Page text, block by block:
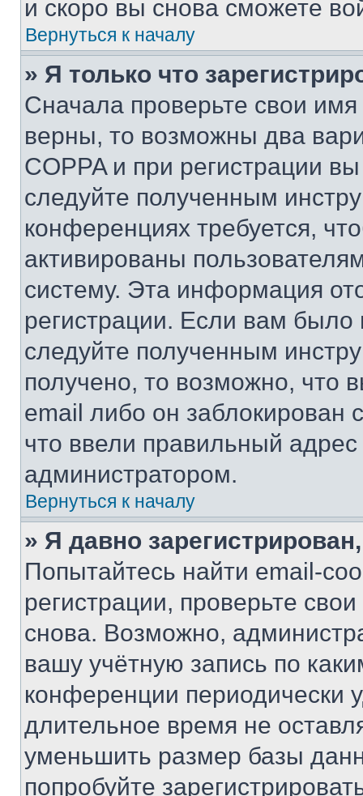
и скоро вы снова сможете
Вернуться к началу
» Я только что
Сначала проверьте свои
верны, то возможны два
COPPA и при регистрации
следуйте полученным
конференциях требуется,
активированы
систему. Эта информация
регистрации. Если вам
следуйте полученным
получено, то возможно, что
email либо он
что ввели правильный адрес
администратором.
Вернуться к началу
» Я давно
Попытайтесь найти email-
регистрации, проверьте
снова. Возможно,
вашу учётную запись по
конференции периодически
длительное время не
уменьшить размер базы
попробуйте